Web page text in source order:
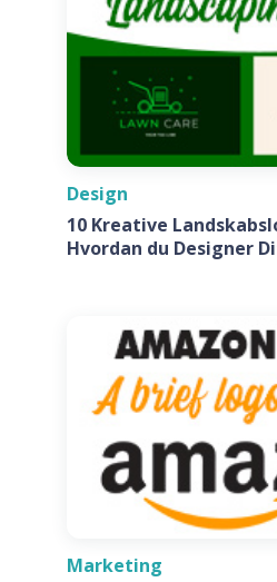
Design
10 Kreative
Hvordan du Designer
Marketing